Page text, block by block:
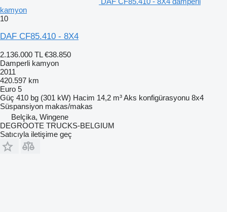
kamyon
10
DAF CF85.410 - 8X4
2.136.000 TL €38.850
Damperli kamyon
2011
420.597 km
Euro 5
Güç 410 bg (301 kW) Hacim 14,2 m³Aks konfigürasyonu 8x4
Süspansiyon makas/makas
Belçika, Wingene
DEGROOTE TRUCKS-BELGIUM
Satıcıyla iletişime geç